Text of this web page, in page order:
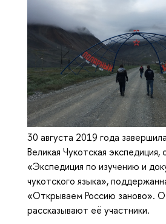
30 августа 2019 года
Великая Чукотская
«Экспедиция по изучению и
чукотского языка»,
«Открываем Россию заново».
рассказывают её участники.